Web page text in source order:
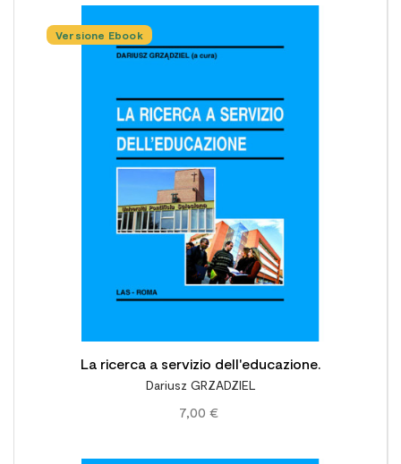
Versione Ebook
La ricerca a servizio dell'educazione.
Dariusz GRZADZIEL
7,00 €